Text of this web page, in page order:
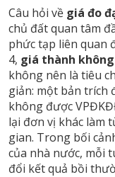
Câu hỏi về giá đo
chủ đất quan tâm
phức tạp liên quan
4, giá thành
không nên là tiêu
giản: một bản trích
không được
lại đơn vị khác làm
gian. Trong bối
của nhà nước, mỗi
đổi kết quả bồi